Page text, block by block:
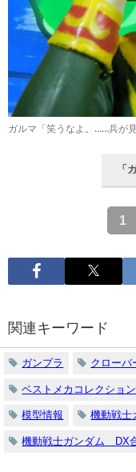
ガルマ「笑うなよ。……兵が見
「
1
関連キーワード
ガンプラ クローバ
ベストメカコレクション
模型情報 機動戦士
機動戦士ガンダム DX